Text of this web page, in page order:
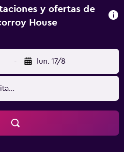
y ofertas de
House
- lun. 17/8